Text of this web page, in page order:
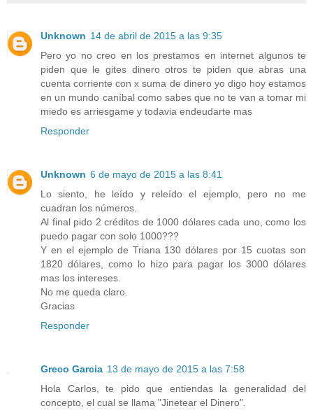
Unknown 14 de abril de 2015 a las 9:35
Pero yo no creo en los prestamos en internet algunos te
piden que le gites dinero otros te piden que abras una
cuenta corriente con x suma de dinero yo digo hoy estamos
en un mundo caníbal como sabes que no te van a tomar mi
miedo es arriesgame y todavia endeudarte mas
Responder
Unknown 6 de mayo de 2015 a las 8:41
Lo siento, he leído y releído el ejemplo, pero no me
cuadran los números.
Al final pido 2 créditos de 1000 dólares cada uno, como los
puedo pagar con solo 1000???
Y en el ejemplo de Triana 130 dólares por 15 cuotas son
1820 dólares, como lo hizo para pagar los 3000 dólares
mas los intereses.
No me queda claro.
Gracias
Responder
Greco Garcia 13 de mayo de 2015 a las 7:58
Hola Carlos, te pido que entiendas la generalidad del
concepto, el cual se llama "Jinetear el Dinero".